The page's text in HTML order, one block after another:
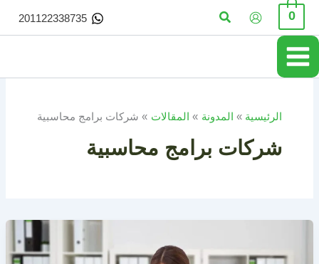
تخطي
المحتوى
0 البحث 201122338735
الرئيسية المدونة المقالات شركات برامج محاسبية
شركات برامج محاسبية